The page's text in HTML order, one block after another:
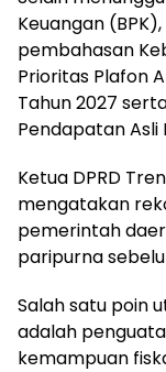
Keuangan
pembahasan
Prioritas Plafon
Tahun 2027
Pendapatan Asli
Ketua DPRD
mengatakan
pemerintah
paripurna
Salah satu poin
adalah
kemampuan